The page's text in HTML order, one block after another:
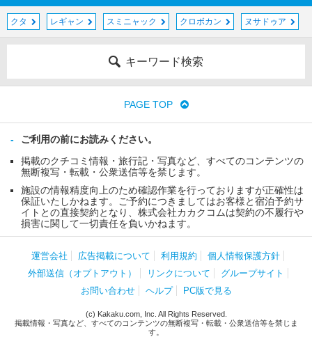
クタ レギャン スミニャック クロボカン ヌサドゥア
キーワード検索
PAGE TOP
ご利用の前にお読みください。
掲載のクチコミ情報・旅行記・写真など、すべてのコンテンツの
無断複写・転載・公衆送信等を禁じます。
施設の情報精度向上のため確認作業を行っておりますが正確性は
保証いたしかねます。ご予約につきましてはお客様と宿泊予約サ
イトとの直接契約となり、株式会社カカクコムは契約の不履行や
損害に関して一切責任を負いかねます。
運営会社 広告掲載について 利用規約
個人情報保護方針
外部送信（オプトアウト）
リンクについて
グループサイト
お問い合わせ
ヘルプ PC版で見る
(c) Kakaku.com, Inc. All Rights Reserved.
掲載情報・写真など、すべてのコンテンツの無断複写・転載・公衆送信等を禁じま
す。